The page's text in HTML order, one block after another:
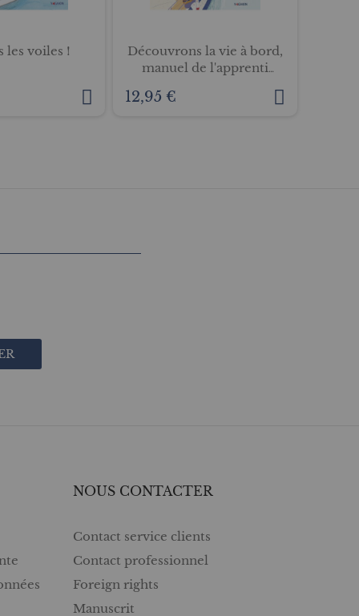
les voiles !
Découvrons la vie à bord,
manuel de l'apprenti
12,95 €
NOUS CONTACTER
Contact service clients
Contact professionnel
Foreign rights
Manuscrit